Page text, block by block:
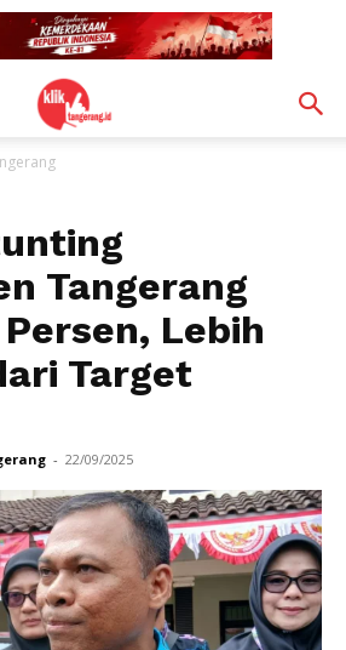
Tangerang
Persen, Lebih
Target
- 22/09/2025